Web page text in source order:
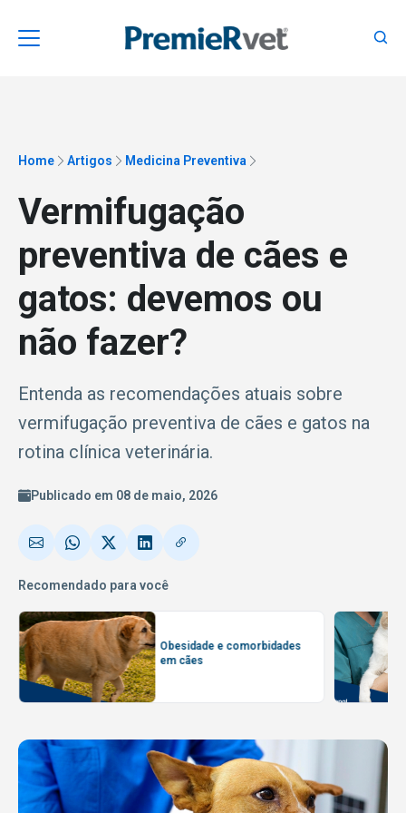
Home Artigos Medicina Preventiva
Vermifugação
preventiva de cães e
gatos: devemos ou
não fazer?
Entenda as recomendações atuais sobre
vermifugação preventiva de cães e gatos na
rotina clínica veterinária.
Publicado em 08 de maio, 2026
Recomendado para você
Obesidade e comorbidades
em cães